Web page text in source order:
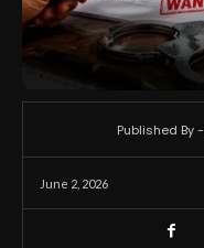
June 2, 2026
Published By -